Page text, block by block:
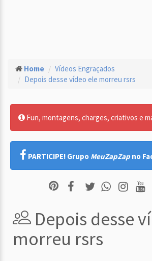
Home
Vídeos Engraçados
Depois desse vídeo ele morreu rsrs
Fun, montagens, charges, criativos e
PARTICIPE! Grupo MeuZapZap no
Depois desse
morreu rsrs